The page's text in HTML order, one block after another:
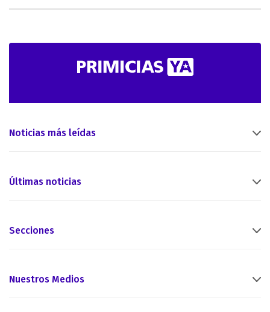
Noticias más leídas
Últimas noticias
Secciones
Nuestros Medios